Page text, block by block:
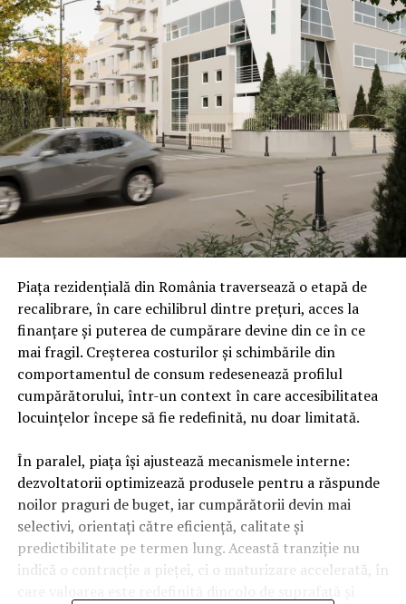
Piața rezidențială din România traversează o etapă de
recalibrare, în care echilibrul dintre prețuri, acces la
finanțare și puterea de cumpărare devine din ce în ce
mai fragil. Creșterea costurilor și schimbările din
comportamentul de consum redesenează profilul
cumpărătorului, într-un context în care accesibilitatea
locuințelor începe să fie redefinită, nu doar limitată.
În paralel, piața își ajustează mecanismele interne:
dezvoltatorii optimizează produsele pentru a răspunde
noilor praguri de buget, iar cumpărătorii devin mai
selectivi, orientați către eficiență, calitate și
predictibilitate pe termen lung. Această tranziție nu
indică o contracție a pieței, ci o maturizare accelerată, în